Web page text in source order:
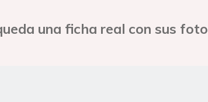
una ficha real con sus